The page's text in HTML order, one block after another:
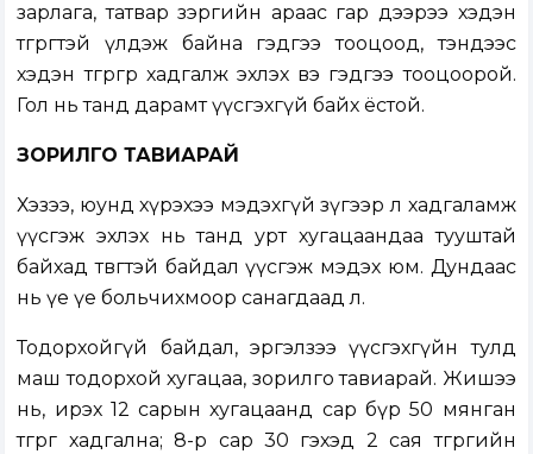
зарлага, татвар зэргийн араас гар дээрээ хэдэн
төгрөгтэй үлдэж байна гэдгээ тооцоод, тэндээс
хэдэн төгрөгөөр хадгалж эхлэх вэ гэдгээ тооцоорой.
Гол нь танд дарамт үүсгэхгүй байх ёстой.
ЗОРИЛГО ТАВИАРАЙ
Хэзээ, юунд хүрэхээ мэдэхгүй зүгээр л хадгаламж
үүсгэж эхлэх нь танд урт хугацаандаа тууштай
байхад төвөгтэй байдал үүсгэж мэдэх юм. Дундаас
нь үе үе больчихмоор санагдаад л.
Тодорхойгүй байдал, эргэлзээ үүсгэхгүйн тулд
маш тодорхой хугацаа, зорилго тавиарай. Жишээ
нь, ирэх 12 сарын хугацаанд сар бүр 50 мянган
төгрөг хадгална; 8-р сар 30 гэхэд 2 сая төгрөгийн